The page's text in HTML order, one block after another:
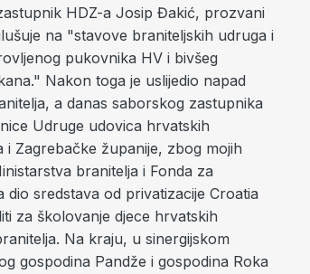
HDZ-a Josip Đakić, prozvani
na "stavove braniteljskih udruga i
pukovnika HV i bivšeg
Nakon toga je uslijedio napad
a danas saborskog zastupnika
Udruge udovica hrvatskih
Zagrebačke županije, zbog mojih
branitelja i Fonda za
sredstava od privatizacije Croatia
za školovanje djece hrvatskih
Na kraju, u sinergijskom
gospodina Pandže i gospodina Roka